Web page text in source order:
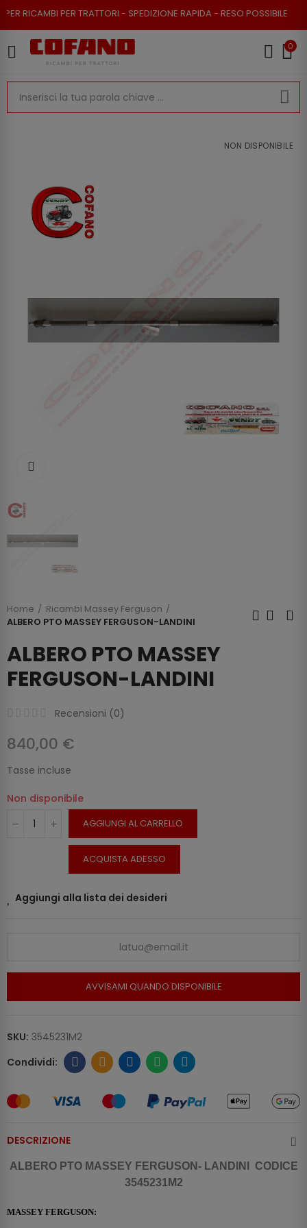
PER TRATTORI - SPEDIZIONE RAPIDA - RESO POSSIBILE
0
NON DISPONIBILE
Home
Ricambi Massey Ferguson
ALBERO PTO MASSEY FERGUSON-LANDINI
ALBERO PTO MASSEY
FERGUSON-LANDINI
Recensioni (0)
840,00 €
Tasse incluse
Non disponibile
AGGIUNGI AL CARRELLO
ACQUISTA ADESSO
Aggiungi alla lista dei desideri
AVVISAMI QUANDO DISPONIBILE
SKU: 3545231M2
DESCRIZIONE
ALBERO PTO MASSEY FERGUSON- LANDINI CODICE
3545231M2
MASSEY FERGUSON: